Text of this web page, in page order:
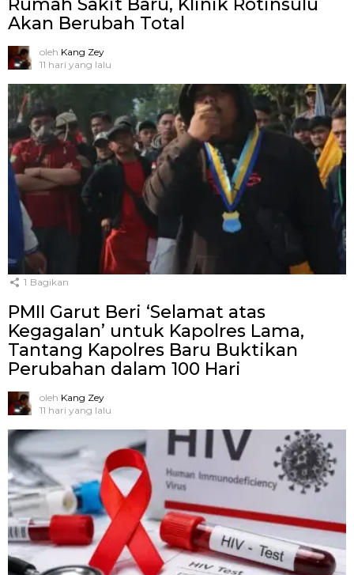
Akan Berubah Total
oleh Kang Zey
11 hari yang lalu
1 Bagikan
PMII Garut Beri ‘Selamat atas
Kegagalan’ untuk Kapolres Lama,
Tantang Kapolres Baru Buktikan
Perubahan dalam 100 Hari
oleh Kang Zey
11 hari yang lalu